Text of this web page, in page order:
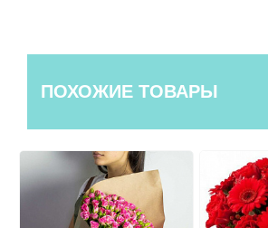
ПОХОЖИЕ ТОВАРЫ